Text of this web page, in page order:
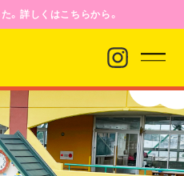
。詳しくはこちらから。